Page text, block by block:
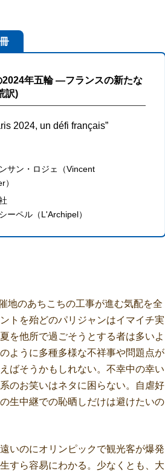
2024年五輪 ―フランスの新たな
訳)
2024, un défi français”
サン・ロジェ（Vincent
）
ーペル（L'Archipel）
地のあちこちの工事が進む気配を全
トを殆どのパリジャンはイマイチ実
を他所で過ごそうとする者は多いよ
ように多種多様な不祥事や問題点が
ばそうかもしれない。不幸中の幸い
のお笑いはネタに困らない。自虐好
生中継での恥晒しだけは避けたいの
いのにオリンピックで観光客が爆発
すら容易にわかる。少なくとも、大